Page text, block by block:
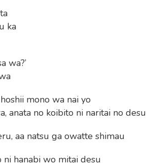
ka
wa?’
mono wa nai yo
anata no koibito ni naritai no desu
aa natsu ga owatte shimau
ni hanabi wo mitai desu